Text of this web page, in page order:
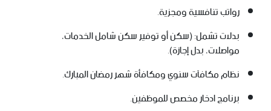
رواتب تنافسية ومجزية.
بدلات تشمل: (سكن أو توفير سكن شامل الخدمات،
مواصلات، بدل إجازة).
نظام مكافآت سنوي ومكافأة شهر رمضان المبارك.
برنامج ادخار مخصص للموظفين.